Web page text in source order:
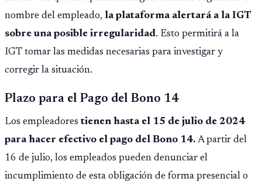
nombre del empleado, la plataforma alertará a la IGT
sobre una posible irregularidad. Esto permitirá a la
IGT tomar las medidas necesarias para investigar y
corregir la situación.
Plazo para el Pago del Bono 14
Los empleadorestienen hasta el 15 de julio de 2024
para hacer efectivo el pago del Bono 14. A partir del
16 de julio, los empleados pueden denunciar el
incumplimiento de esta obligación de forma presencial o